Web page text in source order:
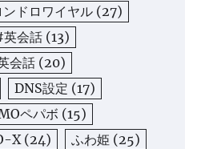
ドロワイヤル (27)
会話 (13)
会話 (20)
DNS設定 (17)
ペパボ (15)
X(24) ふわ姫 (25)